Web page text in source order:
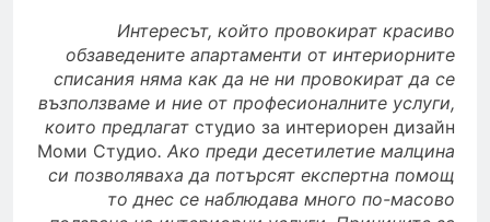
Интересът, който провокират красиво
обзаведените апартаменти от интериорните
списания няма как да не ни провокират да се
възползваме и ние от професионалните услуги,
които предлагат студио за интериорен дизайн
Моми Студио. Ако преди десетилетие малцина
си позволяваха да потърсят експертна помощ
то днес се наблюдава много по-масово